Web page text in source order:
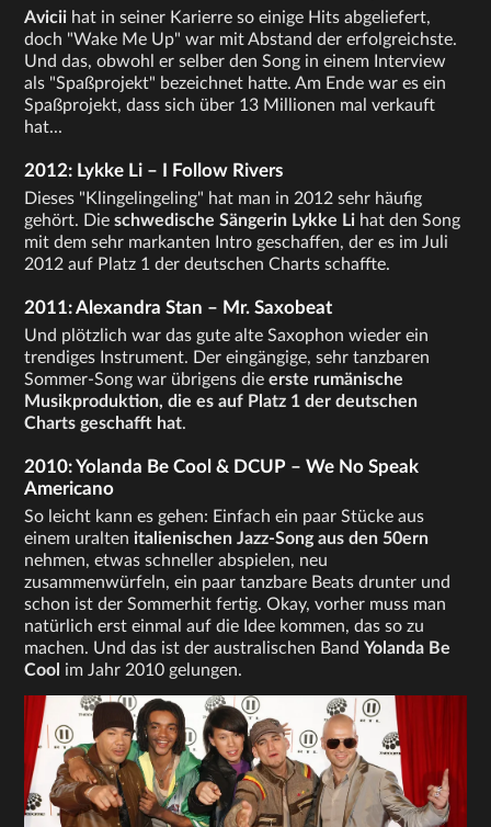
Avicii hat in seiner Karierre so einige Hits abgeliefert,
doch "Wake Me Up" war mit Abstand der erfolgreichste.
Und das, obwohl er selber den Song in einem Interview
als "Spaßprojekt" bezeichnet hatte. Am Ende war es ein
Spaßprojekt, dass sich über 13 Millionen mal verkauft
hat...
2012: Lykke Li – I Follow Rivers
Dieses "Klingelingeling" hat man in 2012 sehr häufig
gehört. Dieschwedische Sängerin Lykke Li hat den Song
mit dem sehr markanten Intro geschaffen, der es im Juli
2012 auf Platz 1 der deutschen Charts schaffte.
2011: Alexandra Stan – Mr. Saxobeat
Und plötzlich war das gute alte Saxophon wieder ein
trendiges Instrument. Der eingängige, sehr tanzbaren
Sommer-Song war übrigens dieerste rumänische
Musikproduktion, die es auf Platz 1 der deutschen
Charts geschafft hat.
2010: Yolanda Be Cool & DCUP – We No Speak
Americano
So leicht kann es gehen: Einfach ein paar Stücke aus
einem uraltenitalienischen Jazz-Song aus den 50ern
nehmen, etwas schneller abspielen, neu
zusammenwürfeln, ein paar tanzbare Beats drunter und
schon ist der Sommerhit fertig. Okay, vorher muss man
natürlich erst einmal auf die Idee kommen, das so zu
machen. Und das ist der australischen BandYolanda Be
Cool im Jahr 2010 gelungen.